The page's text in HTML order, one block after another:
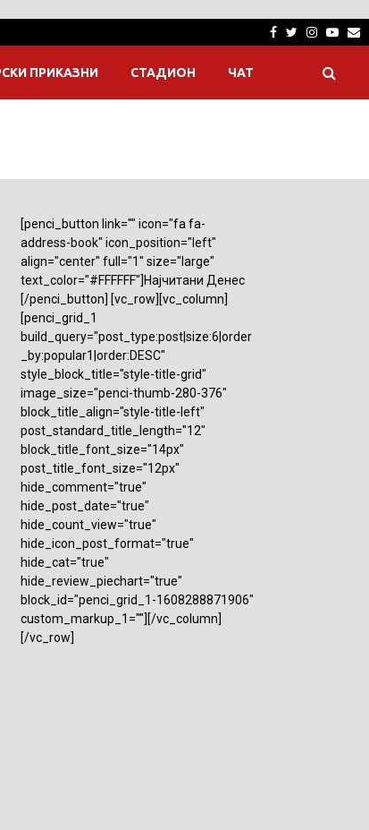
Facebook
Twitter
ПРИКАЗНИ СТАДИОН ЧАТ
[penci_button link="" icon="fa fa-
address-book" icon_position="left"
align="center" full="1" size="large"
text_color="#FFFFFF"]Најчитани Денес
[/penci_button] [vc_row][vc_column]
[penci_grid_1
build_query="post_type:post|size:6|order
_by:popular1|order:DESC"
style_block_title="style-title-grid"
image_size="penci-thumb-280-376"
block_title_align="style-title-left"
post_standard_title_length="12"
block_title_font_size="14px"
post_title_font_size="12px"
hide_comment="true"
hide_post_date="true"
hide_count_view="true"
hide_icon_post_format="true"
hide_cat="true"
hide_review_piechart="true"
block_id="penci_grid_1-1608288871906"
custom_markup_1=""][/vc_column]
[/vc_row]